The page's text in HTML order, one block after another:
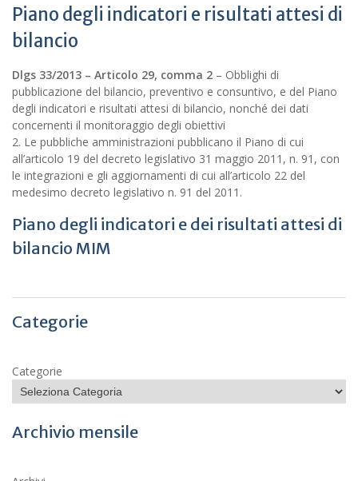
Piano degli indicatori e risultati attesi di
bilancio
Dlgs 33/2013 – Articolo 29, comma 2 – Obblighi di
pubblicazione del bilancio, preventivo e consuntivo, e del Piano
degli indicatori e risultati attesi di bilancio, nonché dei dati
concernenti il monitoraggio degli obiettivi
2. Le pubbliche amministrazioni pubblicano il Piano di cui
all’articolo 19 del decreto legislativo 31 maggio 2011, n. 91, con
le integrazioni e gli aggiornamenti di cui all’articolo 22 del
medesimo decreto legislativo n. 91 del 2011.
Piano degli indicatori e dei risultati attesi di
bilancio MIM
Categorie
Categorie
Archivio mensile